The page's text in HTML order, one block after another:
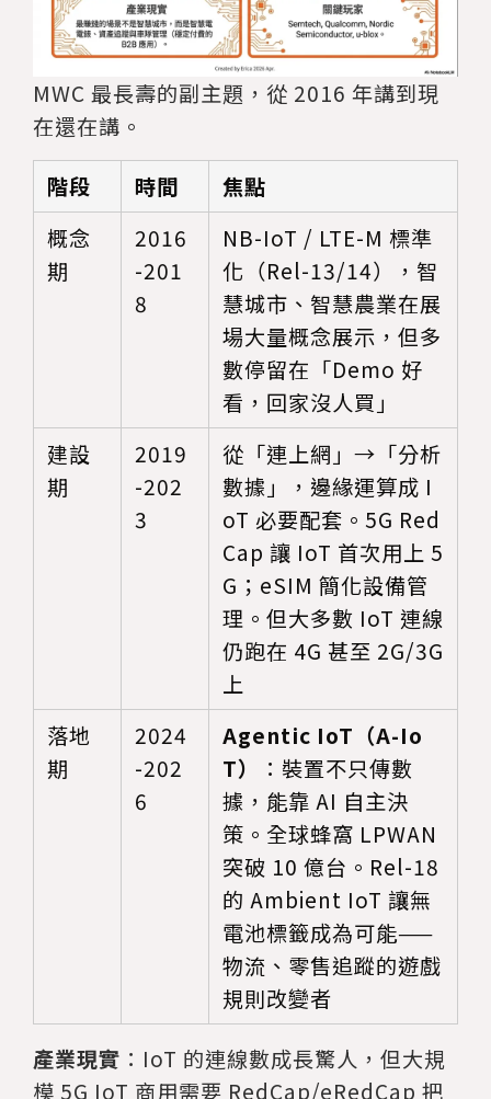
MWC 最長壽的副主題，從 2016 年講到現
在還在講。
階段
時間
焦點
概念
期
2016
-201
8
NB-IoT / LTE-M 標準
化（Rel-13/14），智
慧城市、智慧農業在展
場大量概念展示，但多
數停留在「Demo 好
看，回家沒人買」
建設
期
2019
-202
3
從「連上網」→「分析
數據」，邊緣運算成 I
oT 必要配套。5G Red
Cap 讓 IoT 首次用上 5
G；eSIM 簡化設備管
理。但大多數 IoT 連線
仍跑在 4G 甚至 2G/3G
上
落地
期
2024
-202
6
Agentic IoT（A-Io
T）
：裝置不只傳數
據，能靠 AI 自主決
策。全球蜂窩 LPWAN
突破 10 億台。Rel-18
的 Ambient IoT 讓無
電池標籤成為可能——
物流、零售追蹤的遊戲
規則改變者
產業現實 ：IoT 的連線數成長驚人，但大規
模 5G IoT 商用需要 RedCap/eRedCap 把